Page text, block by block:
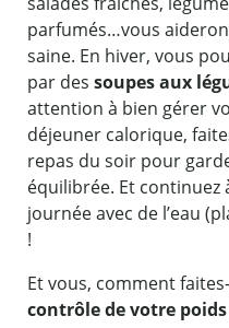
parfumés…vous
saine. En hiver, vous
par des soupes aux
attention à bien gérer
déjeuner calorique,
repas du soir pour
équilibrée. Et continuez
journée avec de l’eau
!
Et vous, comment
contrôle de votre poids